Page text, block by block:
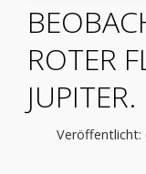
OTER
UPITER.
Veröffentlicht: